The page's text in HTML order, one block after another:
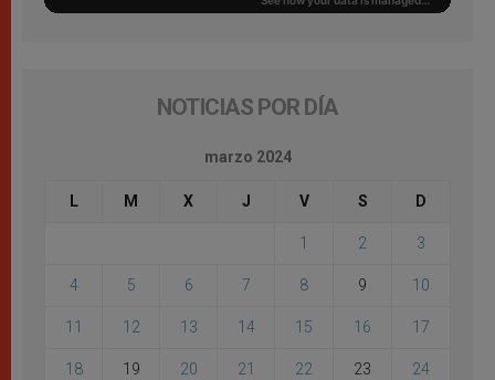
NOTICIAS POR DÍA
marzo 2024
L M X J V S D
1 2 3
4 5 6 7 8 9 10
11 12 13 14 15 16 17
18 19 20 21 22 23 24